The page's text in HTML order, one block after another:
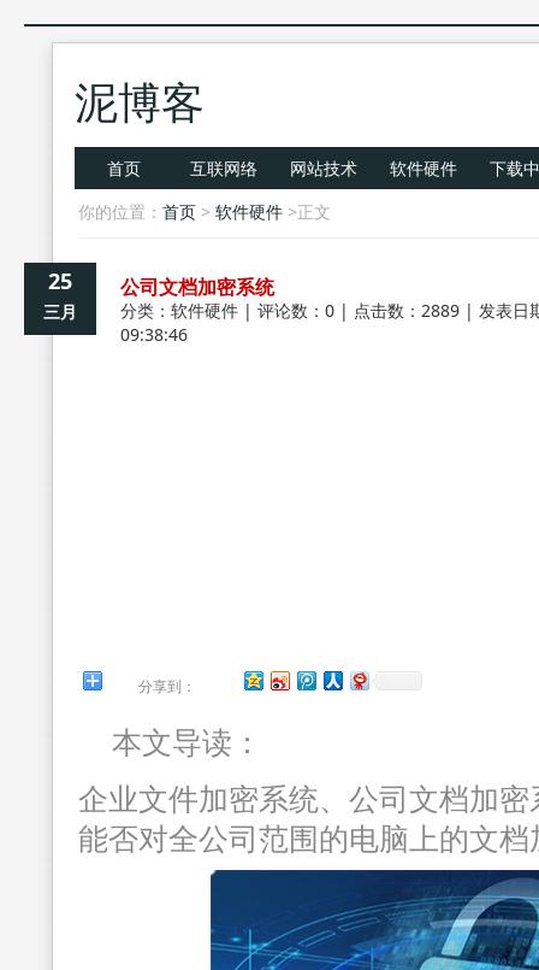
泥博客
首页 互联网络 网站技术 软件硬件
下载
你的位置： 首页 > 软件硬件 >正文
25
三月
公司文档加密系统
分类： 软件硬件 | 评论数：0 | 点击数：2889 | 发表日
09:38:46
分享到：
本文导读：
企业文件加密系统、公司文档加
能否对全公司范围的电脑上的文